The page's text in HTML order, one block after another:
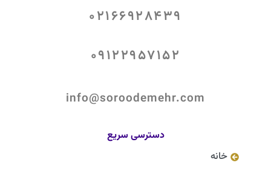
02166928439
09122957152
info@soroodemehr.com
دسترسی سریع
خانه